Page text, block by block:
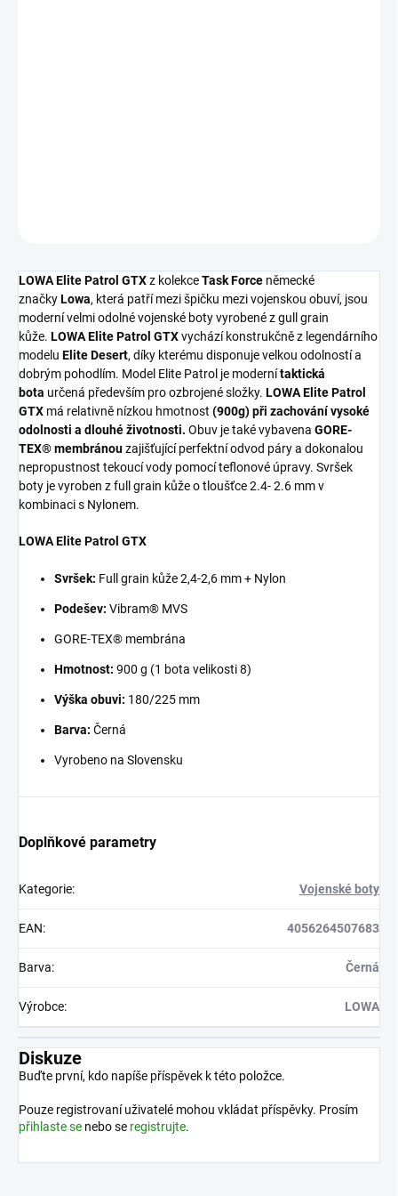
LOWA Elite Patrol GTXz kolekceTask Force německé
značkyLowa, která patří mezi špičku mezi vojenskou obuví, jsou
moderní velmi odolné vojenské boty vyrobené z gull grain
kůže. LOWA Elite Patrol GTXvychází konstrukčně z legendárního
modelu Elite Desert, díky kterému disponuje velkou odolností a
dobrým pohodlím. Model Elite Patrol je modernítaktická
bota určená především pro ozbrojené složky. LOWA Elite Patrol
GTX má relativně nízkou hmotnost (900g) při zachování vysoké
odolnosti a dlouhé životnosti. Obuv je také vybavena GORE-
TEX® membránouzajišťující perfektní odvod páry a dokonalou
nepropustnost tekoucí vody pomocí teflonové úpravy. Svršek
boty je vyroben z full grain kůže o tloušťce 2.4- 2.6 mm v
kombinaci s Nylonem.
LOWA Elite Patrol GTX
Svršek: Full grain kůže 2,4-2,6 mm + Nylon
Podešev: Vibram® MVS
GORE-TEX® membrána
Hmotnost: 900 g (1 bota velikosti 8)
Výška obuvi: 180/225 mm
Barva: Černá
Vyrobeno na Slovensku
Doplňkové parametry
Kategorie: Vojenské boty
EAN: 4056264507683
Barva: Černá
Výrobce: LOWA
Diskuze
Buďte první, kdo napíše příspěvek k této položce.
Pouze registrovaní uživatelé mohou vkládat příspěvky. Prosím
přihlaste se nebo se registrujte.